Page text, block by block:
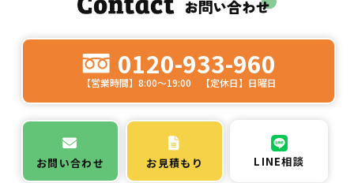
0120-933-960
【営業時間】8:00～19:00 【定休日】日曜日
お問い合わせ お見積もり LINE相談